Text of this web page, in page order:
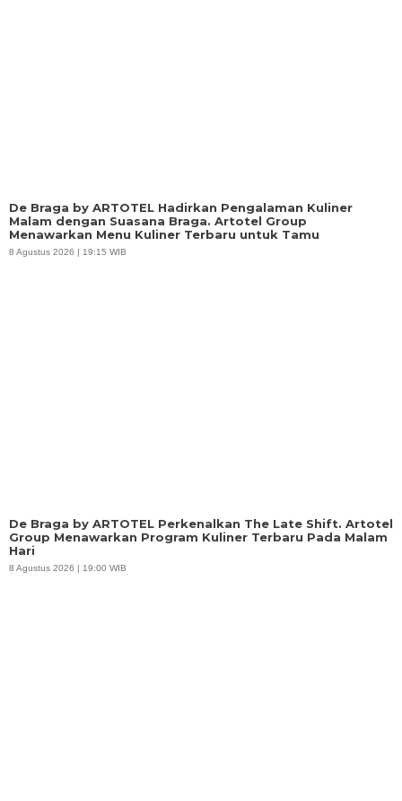
De Braga by ARTOTEL Hadirkan Pengalaman Kuliner
Malam dengan Suasana Braga. Artotel Group
Menawarkan Menu Kuliner Terbaru untuk Tamu
8 Agustus 2026 | 19:15 WIB
De Braga by ARTOTEL Perkenalkan The Late Shift. Artotel
Group Menawarkan Program Kuliner Terbaru Pada Malam
Hari
8 Agustus 2026 | 19:00 WIB